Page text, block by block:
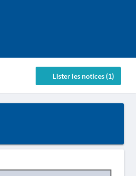
Lister les notices (1)